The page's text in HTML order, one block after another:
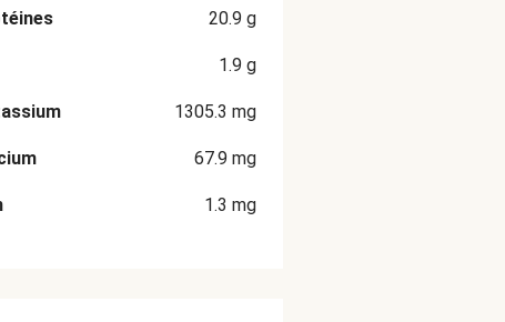
20.9 g
1.9 g
1305.3 mg
67.9 mg
1.3 mg